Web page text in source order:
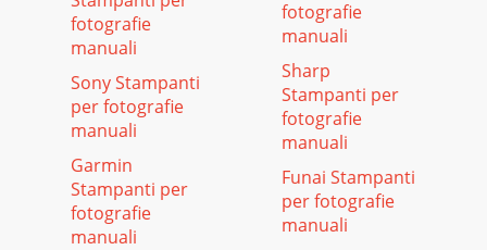
fotografie
manuali
Sony Stampanti
per fotografie
manuali
Garmin
Stampanti per
fotografie
manuali
fotografie
manuali
Sharp
Stampanti per
fotografie
manuali
Funai Stampanti
per fotografie
manuali